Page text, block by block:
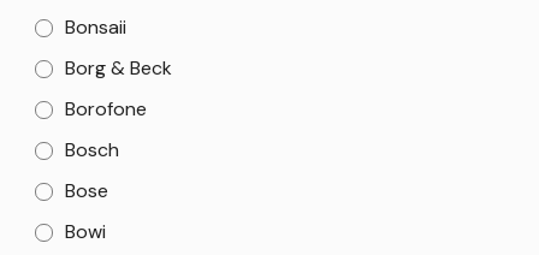
Bonsaii
Borg & Beck
Borofone
Bosch
Bose
Bowi